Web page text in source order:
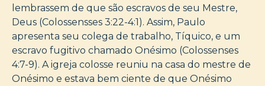
lembrassem de que são escravos de seu Mestre,
Deus (Colossensses 3:22-4:1). Assim, Paulo
apresenta seu colega de trabalho, Tíquico, e um
escravo fugitivo chamado Onésimo (Colossenses
4:7-9). A igreja colosse reuniu na casa do mestre de
Onésimo e estava bem ciente de que Onésimo